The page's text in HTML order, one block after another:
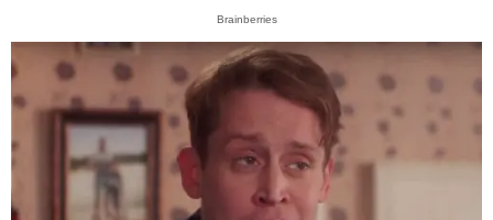
Brainberries